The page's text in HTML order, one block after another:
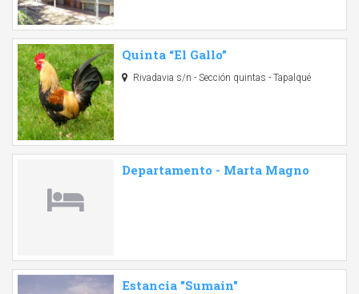
Quinta “El Gallo”
Rivadavia s/n - Sección quintas - Tapalqué
Departamento - Marta Magno
Estancia "Sumain"